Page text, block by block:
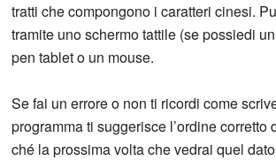
tratti che compongono i caratteri cinesi.
tramite uno schermo tattile (se possiedi
pen tablet o un mouse.
Se fai un errore o non ti ricordi come
programma ti suggerisce l’ordine corretto
ché la prossima volta che vedrai quel